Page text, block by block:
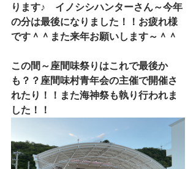
ります♪　イノシシハンターさん～今年
の分は最後になりました！！お疲れ様
です＾＾また来年お願いします～＾＾
この間～座間味祭りはこれで最後か
も？？座間味村青年会の主催で開催さ
れたり！！また海神祭も執り行われま
した！！